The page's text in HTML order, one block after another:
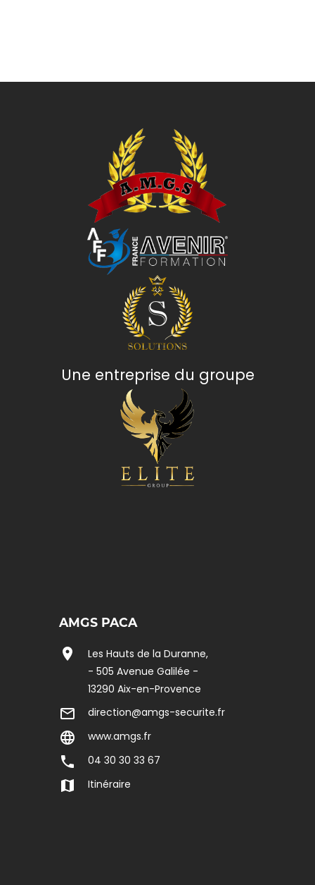
Une entreprise du groupe
AMGS PACA
location_on
Les Hauts de la Duranne,
- 505 Avenue Galilée -
13290 Aix-en-Provence
mail_outline direction@amgs-securite.fr
language www.amgs.fr
phone 04 30 30 33 67
map Itinéraire